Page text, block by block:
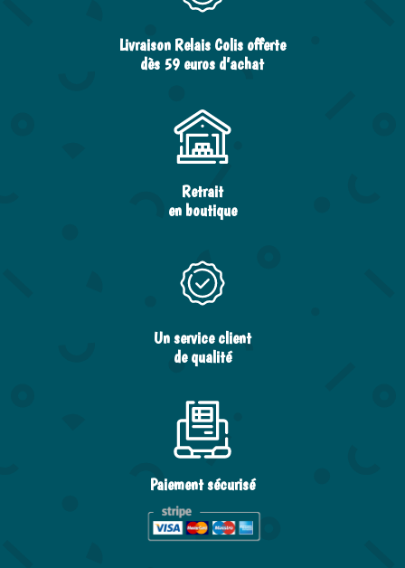
Livraison Relais Colis offerte
dès 59 euros d’achat
Retrait
en boutique
Un service client
de qualité
Paiement sécurisé